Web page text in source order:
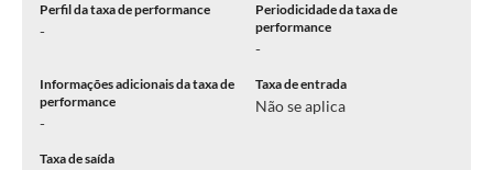
Perfil da taxa de performance
-
Periodicidade da taxa de
performance
-
Informações adicionais da taxa de
performance
-
Taxa de entrada
Não se aplica
Taxa de saída